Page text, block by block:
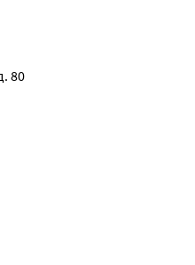
мембран, борется с
80